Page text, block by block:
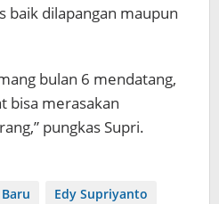
baik dilapangan maupun
bulan 6 mendatang,
bisa merasakan
pungkas Supri.
Edy Supriyanto